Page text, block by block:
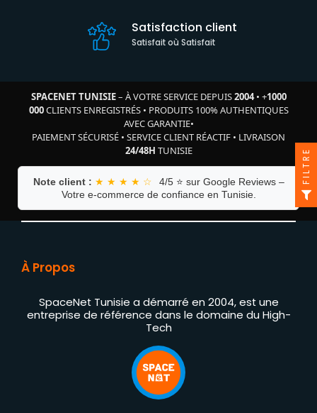
Satisfaction client
Satisfait où Satisfait
SPACENET TUNISIE– À VOTRE SERVICE DEPUIS2004• +1000
000CLIENTS ENREGISTRÉS• PRODUITS 100% AUTHENTIQUES
AVEC GARANTIE•
PAIEMENT SÉCURISÉ • SERVICE CLIENT RÉACTIF • LIVRAISON
24/48H TUNISIE
Note client : ★ ★ ★ ★ ☆
4/5 ⭐ sur Google Reviews –
Votre e-commerce de confiance en Tunisie.
À Propos
SpaceNet Tunisie a démarré en 2004, est une
entreprise de référence dans le domaine du High-
Tech
FILTRE